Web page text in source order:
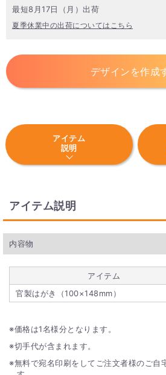
最短8月17日（月）出荷
夏季休業中の出荷についてはこちら
デザインを作成
アイテム
説明
アイテム説明
内容物
アイテム
官製はがき（100×148mm）
価格は1名様分となります。
切手代が含まれます。
無料で宛名印刷をしてご注文者様のご自